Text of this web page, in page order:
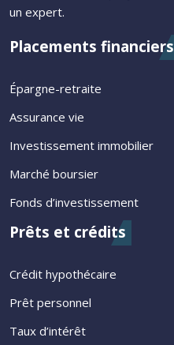
un expert.
Placements financiers
Épargne-retraite
Assurance vie
Investissement immobilier
Marché boursier
Fonds d’investissement
Prêts et crédits
Crédit hypothécaire
Prêt personnel
Taux d’intérêt